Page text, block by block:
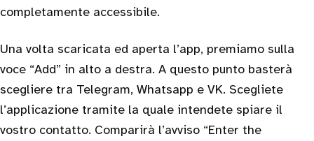
completamente accessibile.
Una volta scaricata ed aperta l’app, premiamo sulla
voce “Add” in alto a destra. A questo punto basterà
scegliere tra Telegram, Whatsapp e VK. Scegliete
l’applicazione tramite la quale intendete spiare il
vostro contatto. Comparirà l’avviso “Enter the